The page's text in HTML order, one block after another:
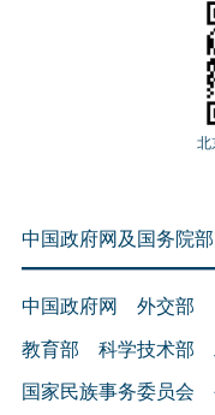
北
中国政府网及国务院
中国政府网 外交部
教育部 科学技术部
国家民族事务委员会